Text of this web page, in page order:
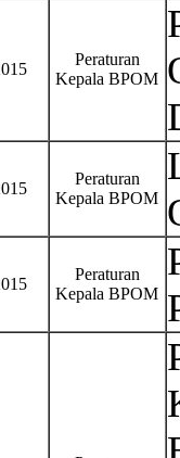
Peraturan
Kepala BPOM
Peraturan
Kepala BPOM
Peraturan
Kepala BPOM